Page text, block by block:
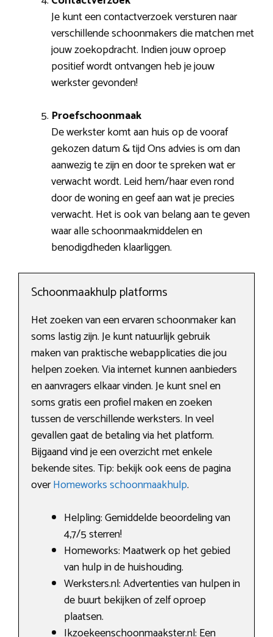
Je kunt een contactverzoek versturen naar
verschillende schoonmakers die matchen met
jouw zoekopdracht. Indien jouw oproep
positief wordt ontvangen heb je jouw
werkster gevonden!
Proefschoonmaak
De werkster komt aan huis op de vooraf
gekozen datum & tijd Ons advies is om dan
aanwezig te zijn en door te spreken wat er
verwacht wordt. Leid hem/haar even rond
door de woning en geef aan wat je precies
verwacht. Het is ook van belang aan te geven
waar alle schoonmaakmiddelen en
benodigdheden klaarliggen.
Schoonmaakhulp platforms
Het zoeken van een ervaren schoonmaker kan
soms lastig zijn. Je kunt natuurlijk gebruik
maken van praktische webapplicaties die jou
helpen zoeken. Via internet kunnen aanbieders
en aanvragers elkaar vinden. Je kunt snel en
soms gratis een profiel maken en zoeken
tussen de verschillende werksters. In veel
gevallen gaat de betaling via het platform.
Bijgaand vind je een overzicht met enkele
bekende sites. Tip: bekijk ook eens de pagina
overHomeworks schoonmaakhulp.
Helpling: Gemiddelde beoordeling van
4,7/5 sterren!
Homeworks: Maatwerk op het gebied
van hulp in de huishouding.
Werksters.nl: Advertenties van hulpen in
de buurt bekijken of zelf oproep
plaatsen.
Ikzoekeenschoonmaakster.nl: Een